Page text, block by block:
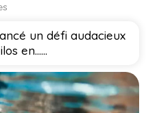
un défi audacieux
en…...